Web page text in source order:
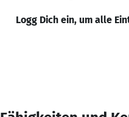
Logg Dich ein, um alle